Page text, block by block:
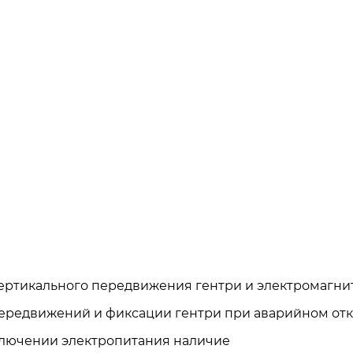
передвижения гентри и
и фиксации гентри при аварийном
электропитания наличие